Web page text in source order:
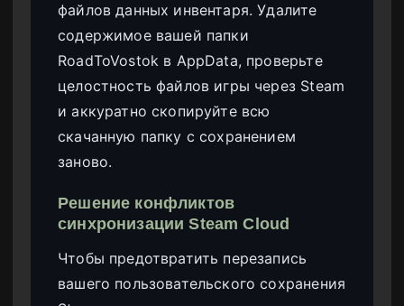
файлов данных инвентаря. Удалите
содержимое вашей папки
RoadToVostok в AppData, проверьте
целостность файлов игры через Steam
и аккуратно скопируйте всю
скачанную папку с сохранением
заново.
Решение конфликтов
синхронизации Steam Cloud
Чтобы предотвратить перезапись
вашего пользовательского сохранения